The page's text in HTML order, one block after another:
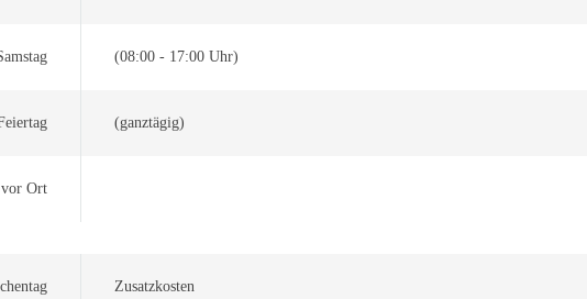
(08:00 - 17:00 Uhr)
(ganztägig)
Ort
Zusatzkosten